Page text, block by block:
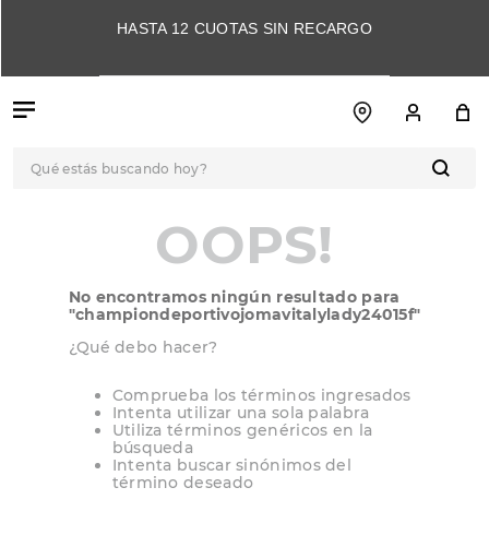
HASTA 12 CUOTAS SIN RECARGO
OOPS!
No encontramos ningún resultado para
"championdeportivojomavitalylady24015f
Intenta utilizar una sola palabra
Utiliza términos genéricos en la
búsqueda
Intenta buscar sinónimos del
término deseado